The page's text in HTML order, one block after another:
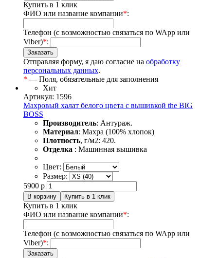
Купить в 1 клик
ФИО или название компании*:
Телефон (с возможностью связаться по WApp или
Viber)*:
Отправляя форму, я даю согласие на обработку
персональных данных.
* — Поля, обязательные для заполнения
Хит
Артикул: 1596
Махровый халат белого цвета с вышивкой the BIG
BOSS
Производитель: Антураж.
Материал: Махра (100% хлопок)
Плотность, г/м2: 420.
Отделка : Машинная вышивка
Цвет:
Размер:
5900 р
Купить в 1 клик
ФИО или название компании*:
Телефон (с возможностью связаться по WApp или
Viber)*: